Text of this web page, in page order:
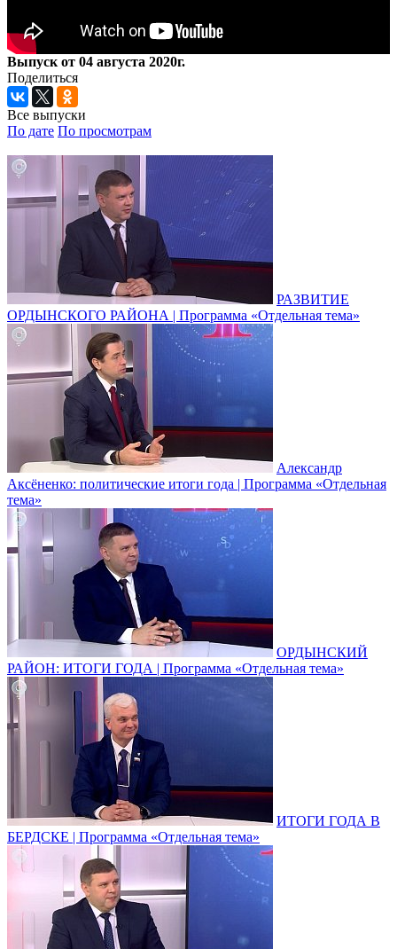
Выпуск от 04 августа 2020г.
Поделиться
Все выпуски
По дате По просмотрам
РАЗВИТИЕ
ОРДЫНСКОГО РАЙОНА | Программа «Отдельная тема»
Александр
Аксёненко: политические итоги года | Программа «Отдельная
тема»
ОРДЫНСКИЙ
РАЙОН: ИТОГИ ГОДА | Программа «Отдельная тема»
ИТОГИ ГОДА В
БЕРДСКЕ | Программа «Отдельная тема»